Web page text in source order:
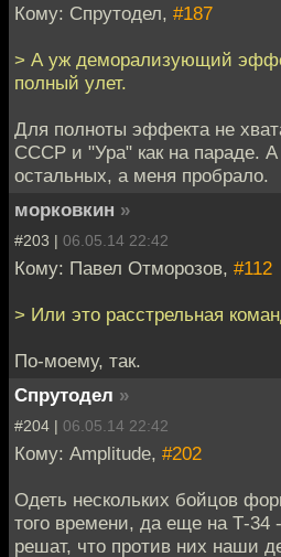
Кому: Спрутодел, #187
> А уж деморализующий
полный улет.
Для полноты эффекта не
СССР и "Ура" как на параде.
остальных, а меня пробрало.
морковкин »
#203 | 06.05.14 22:42
Кому: Павел Отморозов, #112
> Или это расстрельная
По-моему, так.
Спрутодел »
#204 | 06.05.14 22:42
Кому: Amplitude, #202
Одеть нескольких бойцов
того времени, да еще на Т-34
решат, что против них наши